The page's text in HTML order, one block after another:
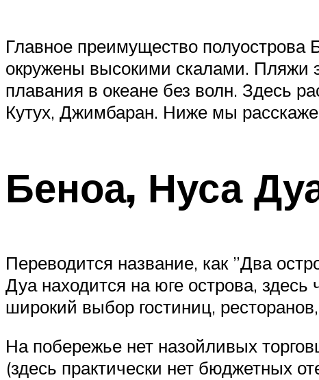
Главное преимущество полуострова
окружены высокими скалами. Пляжи
плавания в океане без волн. Здесь
Кутух, Джимбаран. Ниже мы
Беноа, Нуса
Переводится название, как ”Два
Дуа находится на юге острова,
широкий выбор гостиниц,
На побережье нет назойливых
(здесь практически нет бюджетных